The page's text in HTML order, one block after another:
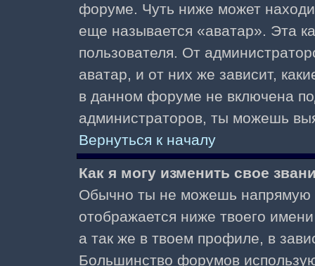
форуме. Чуть ниже может
еще называется «аватар». Эта
пользователя. От
аватар, и от них же зависит,
в данном форуме не включена
администраторов, ты можешь
Вернуться к началу
Как я могу изменить свое
Обычно ты не можешь напрямую
отображается ниже твоего
а так же в твоем профиле, в
Большинство форумов